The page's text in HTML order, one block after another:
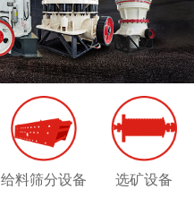
给料筛分设备 选矿设备